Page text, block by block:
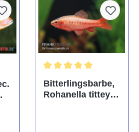
von 5 von 5 Sternen
Bitterlingsbarbe,
Rohanella titteya,